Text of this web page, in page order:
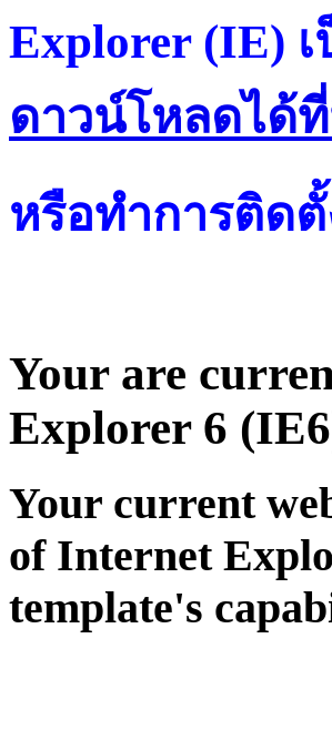
Explorer (IE)
ดาวน์โหลดได้
หรือทำการติด
Your are
Explorer 6
Your current
of Internet
template's